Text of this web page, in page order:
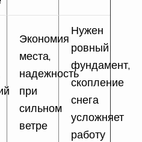
Экономия
места,
надежность
при
сильном
ветре
Нужен
ровный
фундамент,
скопление
снега
усложняет
работу